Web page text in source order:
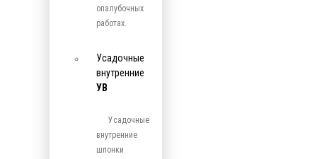
опалубочных
работах.
Усадочные
внутренние
УВ
Усадочные
внутренние
шпонки